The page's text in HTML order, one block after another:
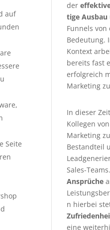
auf
Seite
der
tige Ausbau
Funnels
Bedeutung.
Kontext
bereits fast
erfolgreich
Marketing
In dieser
Kollegen
Marketing
Bestandteil
Sales-
Ansprüche
n hierbei
eine